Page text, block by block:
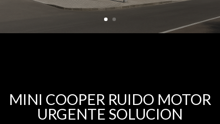
MINI COOPER RUIDO MOTOR
URGENTE SOLUCION